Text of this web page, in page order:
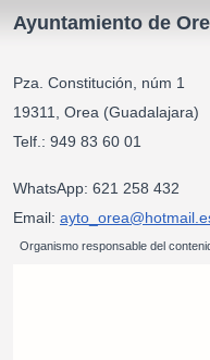
Ayuntamiento de
Pza. Constitución, núm 1
19311, Orea
Telf.:
WhatsApp: 621 258 432
Email:
Organismo responsable del